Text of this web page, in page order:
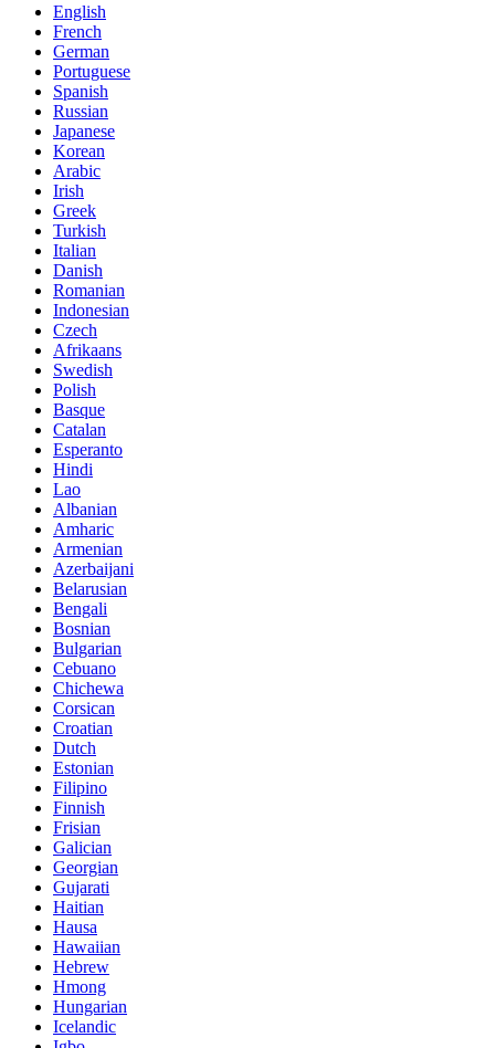
English
French
German
Portuguese
Spanish
Russian
Japanese
Korean
Arabic
Irish
Greek
Turkish
Italian
Danish
Romanian
Indonesian
Czech
Afrikaans
Swedish
Polish
Basque
Catalan
Esperanto
Hindi
Lao
Albanian
Amharic
Armenian
Azerbaijani
Belarusian
Bengali
Bosnian
Bulgarian
Cebuano
Chichewa
Corsican
Croatian
Dutch
Estonian
Filipino
Finnish
Frisian
Galician
Georgian
Gujarati
Haitian
Hausa
Hawaiian
Hebrew
Hmong
Hungarian
Icelandic